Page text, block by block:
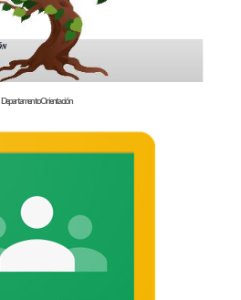
Departamento Orientación